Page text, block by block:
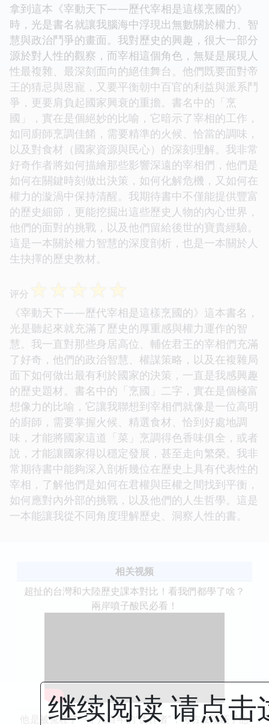
拿到這本《宰動天下——歷代宰相是這樣烹國的》
時，光是書名就讓我腦海中浮現出無數關於權力、智
慧與政治鬥爭的畫面。我對歷史的興趣，很大一部分
源於對人性的觀察，而宰相這個角色，無疑是展現人
性最複雜、最深刻面向的絕佳舞台。他們既要面對帝
王的猜忌與恩寵，又要平衡朝中百官的利益與派系鬥
爭，更要肩負起國家興衰的重擔。書名中的「烹
國」，實在是個絕妙的比喻，它暗示了宰相的工作，
如同廚師烹調佳餚，需要精準的火候、恰當的調味，
以及對食材（國家資源與民心）的深刻理解。我非常
好奇作者將如何描繪那些影響深遠的宰相們，他們是
如何在關鍵時刻做出決策，如何化解危機，又如何在
權力的漩渦中保持清醒。我期待書中不僅能提供豐富
的歷史細節，更能挖掘出這些歷史人物的內心世界，
他們的面對的挑戰，以及他們留給後世的寶貴經驗。
這是一本關於權力智慧的深度剖析，也是一本關於人
生抉擇的歷史教材。
评分 ☆☆☆☆☆
《宰動天下——歷代宰相是這樣烹國的》這本書名，
光是聽起來就充滿了歷史的厚重感與權力運作的智
慧。我一直對那些身居高位、輔佐君王的宰相們充滿
了好奇，他們的政治智慧、權謀策略，以及在複雜局
面下如何做出最有利於國家的決策，一直是我感興趣
的歷史題材。書名中的「烹國」二字，實在是個極富
想像力的比喻，它讓我聯想到宰相們就像是一位高明
的廚師，需要掌握火候、精選食材、恰到好處地調
味，才能將國家這道「菜」烹調得色香味俱全，或者
說，才能讓國家得以穩定發展，甚至走向繁榮。我非
常期待書中能夠深入剖析幾位在歷史上具有代表性的
宰相，了解他們是如何在君權與臣權之間找到平衡，
如何應對內外部的挑戰，以及他們的人生哲學。這是
一本能讓我從不同角度理解歷史、洞察人性的書。
相关视频
超扯的台灣和大陸歷史課本對比！看我們都學了啥？
兩岸噴子酸民必看！
他是被冤枉了一千八百年的“伪作者”，考古发现还了他
继续阅读 请点击